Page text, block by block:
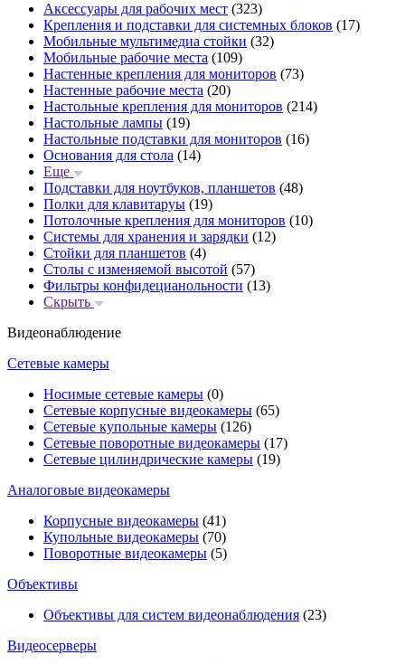
Аксессуары для рабочих мест (323)
Крепления и подставки для системных блоков (17)
Мобильные мультимедиа стойки (32)
Мобильные рабочие места (109)
Настенные крепления для мониторов (73)
Настенные рабочие места (20)
Настольные крепления для мониторов (214)
Настольные лампы (19)
Настольные подставки для мониторов (16)
Основания для стола (14)
Еще
Подставки для ноутбуков, планшетов (48)
Полки для клавитаруы (19)
Потолочные крепления для мониторов (10)
Системы для хранения и зарядки (12)
Стойки для планшетов (4)
Столы с изменяемой высотой (57)
Фильтры конфидецианольности (13)
Скрыть
Видеонаблюдение
Сетевые камеры
Носимые сетевые камеры (0)
Сетевые корпусные видеокамеры (65)
Сетевые купольные камеры (126)
Сетевые поворотные видеокамеры (17)
Сетевые цилиндрические камеры (19)
Аналоговые видеокамеры
Корпусные видеокамеры (41)
Купольные видеокамеры (70)
Поворотные видеокамеры (5)
Объективы
Объективы для систем видеонаблюдения (23)
Видеосерверы